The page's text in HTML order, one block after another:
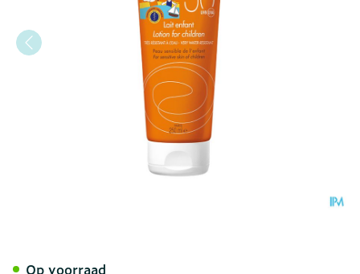
Op voorraad